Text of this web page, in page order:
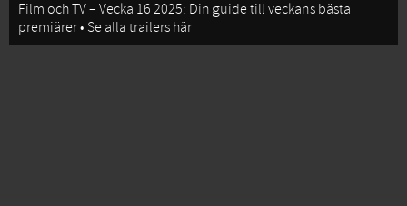
Film och TV – Vecka 16 2025: Din guide till veckans bästa
premiärer • Se alla trailers här